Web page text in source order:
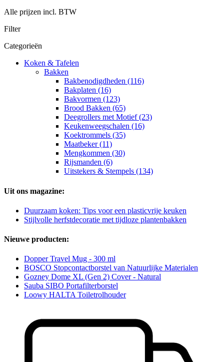
Alle prijzen incl. BTW
Filter
Categorieën
Koken & Tafelen
Bakken
Bakbenodigdheden (116)
Bakplaten (16)
Bakvormen (123)
Brood Bakken (65)
Deegrollers met Motief (23)
Keukenweegschalen (16)
Koektrommels (35)
Maatbeker (11)
Mengkommen (30)
Rijsmanden (6)
Uitstekers & Stempels (134)
Uit ons magazine:
Duurzaam koken: Tips voor een plasticvrije keuken
Stijlvolle herfstdecoratie met tijdloze plantenbakken
Nieuwe producten:
Dopper Travel Mug - 300 ml
BOSCO Stopcontactborstel van Natuurlijke Materialen
Gozney Dome XL (Gen 2) Cover - Natural
Sauba SIBO Portafilterborstel
Loowy HALTA Toiletrolhouder